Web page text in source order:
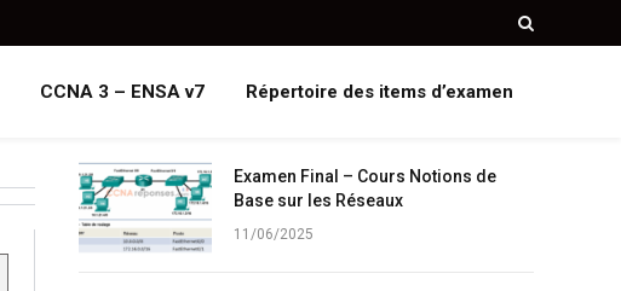
CCNA 3 – ENSA v7 Répertoire des items d’examen
Examen Final – Cours Notions de
Base sur les Réseaux
11/06/2025